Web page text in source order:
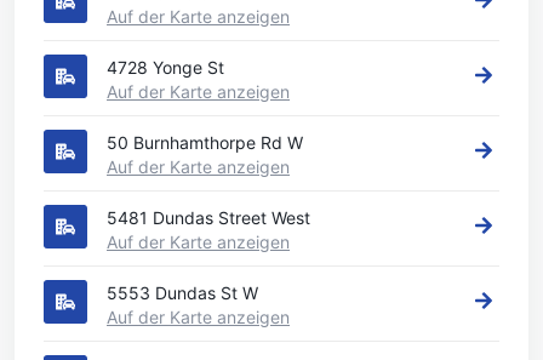
Auf der Karte anzeigen
4728 Yonge St
Auf der Karte anzeigen
50 Burnhamthorpe Rd W
Auf der Karte anzeigen
5481 Dundas Street West
Auf der Karte anzeigen
5553 Dundas St W
Auf der Karte anzeigen